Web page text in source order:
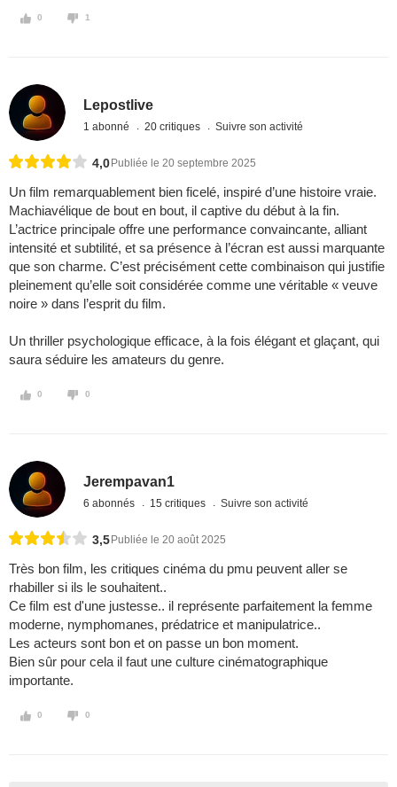
0 1
Lepostlive
1 abonné 20 critiques Suivre son activité
4,0 Publiée le 20 septembre 2025
Un film remarquablement bien ficelé, inspiré d’une histoire vraie.
Machiavélique de bout en bout, il captive du début à la fin.
L’actrice principale offre une performance convaincante, alliant
intensité et subtilité, et sa présence à l’écran est aussi marquante
que son charme. C’est précisément cette combinaison qui justifie
pleinement qu’elle soit considérée comme une véritable « veuve
noire » dans l’esprit du film.
Un thriller psychologique efficace, à la fois élégant et glaçant, qui
saura séduire les amateurs du genre.
0 0
Jerempavan1
6 abonnés 15 critiques Suivre son activité
3,5 Publiée le 20 août 2025
Très bon film, les critiques cinéma du pmu peuvent aller se
rhabiller si ils le souhaitent..
Ce film est d'une justesse.. il représente parfaitement la femme
moderne, nymphomanes, prédatrice et manipulatrice..
Les acteurs sont bon et on passe un bon moment.
Bien sûr pour cela il faut une culture cinématographique
importante.
0 0